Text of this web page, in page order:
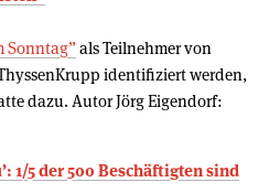
Sonntag”als Teilnehmer von
identifiziert werden,
dazu. Autor Jörg Eigendorf:
1/5 der 500 Beschäftigten sind